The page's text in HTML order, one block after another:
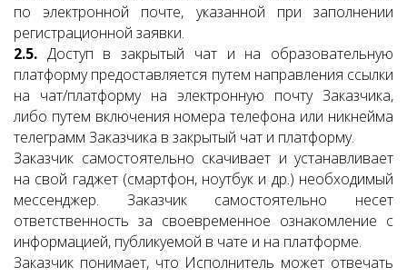
по электронной почте, указанной при заполнении
регистрационной заявки.
2.5. Доступ в закрытый чат и на образовательную
платформу предоставляется путем направления ссылки
на чат/платформу на электронную почту Заказчика,
либо путем включения номера телефона или никнейма
телеграмм Заказчика в закрытый чат и платформу.
Заказчик самостоятельно скачивает и устанавливает
на свой гаджет (смартфон, ноутбук и др.) необходимый
мессенджер. Заказчик самостоятельно несет
ответственность за своевременное ознакомление с
информацией, публикуемой в чате и на платформе.
Заказчик понимает, что Исполнитель может отвечать